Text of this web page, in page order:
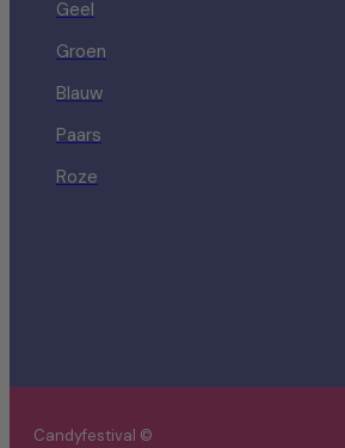
Geel
Groen
Blauw
Paars
Roze
Candyfestival ©